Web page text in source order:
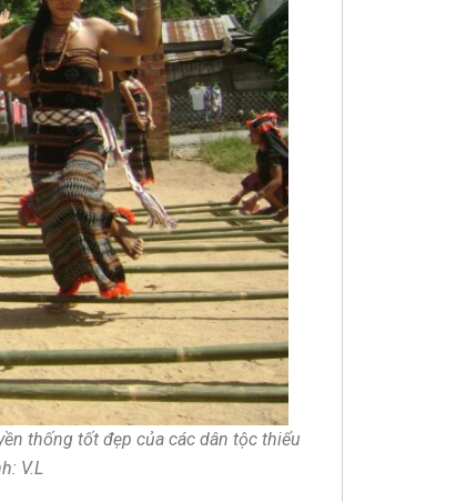
thống tốt đẹp của các dân tộc thiểu
V.L